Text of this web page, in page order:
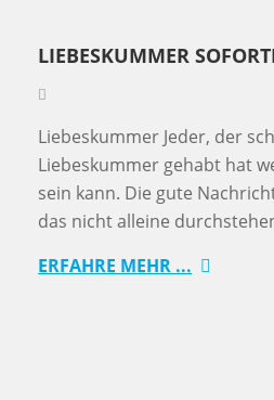
LIEBESKUMMER
Liebeskummer Jeder, der
Liebeskummer gehabt hat
sein kann. Die gute
das nicht alleine
ERFAHRE MEHR ...